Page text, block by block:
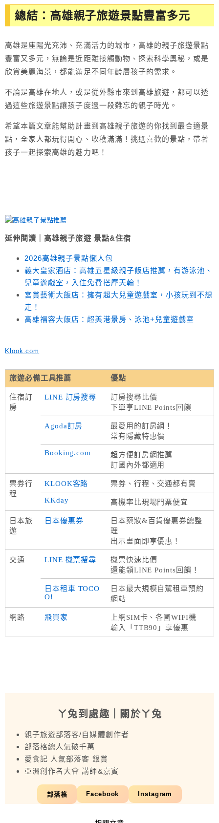
總結：高雄親子旅遊景點豐富多元
高雄是座陽光充沛、充滿活力的城市，高雄的親子旅遊景點
豐富又多元，無論是近距離接觸動物、探索科學奧秘，或是
欣賞美麗海景，都能滿足不同年齡層孩子的需求。
不論是高雄在地人，或是從外縣市來到高雄旅遊，都可以透
過這些旅遊景點讓孩子度過一段難忘的親子時光。
希望本篇文章能幫助計畫到高雄親子旅遊的你找到最合適景
點，全家人都玩得開心、收穫滿滿！挑選喜歡的景點，帶著
孩子一起探索高雄的魅力吧！
延伸閱讀｜高雄親子旅遊 景點&住宿
2026高雄親子景點懶人包
義大皇家酒店：高雄五星級親子飯店推薦，有游泳池、
兒童遊戲室，入住免費搭摩天輪！
宮賞藝術大飯店：擁有超大兒童遊戲室，小孩玩到不想
走！
高雄福容大飯店：超美港景房、泳池+兒童遊戲室
Klook.com
旅遊必備工具推薦 優點
住宿訂
房
LINE 訂房搜尋
訂房搜尋比價
下單享LINE Points回饋
Agoda訂房
最愛用的訂房網！
常有隱藏特惠價
Booking.com
超方便訂房網推薦
訂國內外都適用
票券行
程
KLOOK客路 票券、行程、交通都有賣
KKday 高機率比現場門票便宜
日本旅
遊
日本優惠券
日本藥妝&百貨優惠券總整
理
出示畫面即享優惠！
交通 LINE 機票搜尋
機票快速比價
還能領LINE Points回饋！
日本租車 TOCO
O!
日本最大規模自駕租車預約
網站
網路 飛買家
上網SIM卡、各國WIFI機
輸入「TTB90」享優惠
ㄚ兔到處趣 ｜關於ㄚ兔
親子旅遊部落客/自媒體創作者
部落格總人氣破千萬
愛食記 人氣部落客 銀賞
亞洲創作者大會 講師&嘉賓
部落格 Facebook Instagram